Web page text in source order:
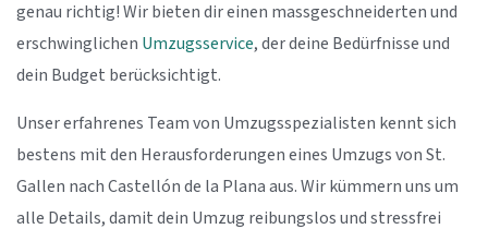
genau richtig! Wir bieten dir einen massgeschneiderten und
erschwinglichen Umzugsservice, der deine Bedürfnisse und
dein Budget berücksichtigt.
Unser erfahrenes Team von Umzugsspezialisten kennt sich
bestens mit den Herausforderungen eines Umzugs von St.
Gallen nach Castellón de la Plana aus. Wir kümmern uns um
alle Details, damit dein Umzug reibungslos und stressfrei